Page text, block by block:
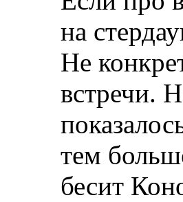
на
Не
встречи.
тем
бесит